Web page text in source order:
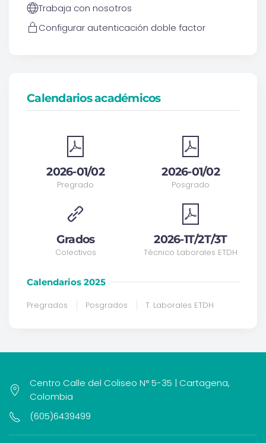
Trabaja con nosotros
Configurar autenticación doble factor
Calendarios académicos
2026-01/02
Pregrado
Grados
Colectivos
2026-01/02
Posgrado
2026-1T/2T/3T
Técnico Laborales ETDH
Calendarios 2025
Pregrados Posgrados T. Laborales ETDH
Centro Calle del Coliseo N° 5-35 | Cartagena,
Colombia
(605)6439499